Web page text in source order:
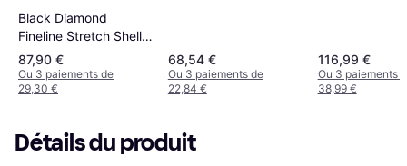
Black Diamond
Fineline Stretch Shell
Jacket - Beige/Brown
87,90 €
Ou 3 paiements de
29,30 €
68,54 €
Ou 3 paiements de
22,84 €
116,99 €
Ou 3 paiements
38,99 €
Détails du produit